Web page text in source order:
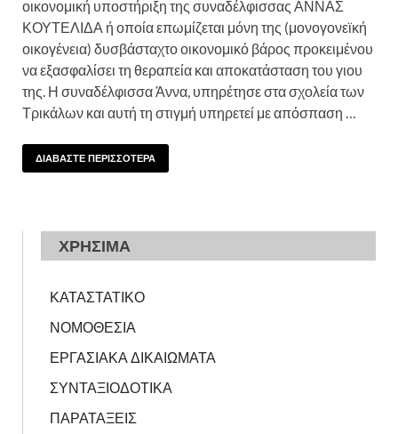
οικονομική υποστήριξη της συναδέλφισσας ΑΝΝΑΣ
ΚΟΥΤΕΛΙΔΑ ή οποία επωμίζεται μόνη της (μονογονεϊκή
οικογένεια) δυσβάσταχτο οικονομικό βάρος προκειμένου
να εξασφαλίσει τη θεραπεία και αποκατάσταση του γιου
της. Η συναδέλφισσα Άννα, υπηρέτησε στα σχολεία των
Τρικάλων και αυτή τη στιγμή υπηρετεί με απόσπαση …
ΔΙΑΒΑΣΤΕ ΠΕΡΙΣΣΟΤΕΡΑ
ΧΡΗΣΙΜΑ
ΚΑΤΑΣΤΑΤΙΚΟ
ΝΟΜΟΘΕΣΙΑ
ΕΡΓΑΣΙΑΚΑ ΔΙΚΑΙΩΜΑΤΑ
ΣΥΝΤΑΞΙΟΔΟΤΙΚΑ
ΠΑΡΑΤΑΞΕΙΣ